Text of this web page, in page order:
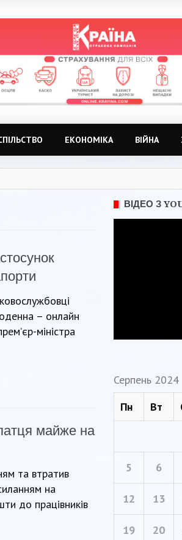
ЕКОНОМІКА ВІЙНА
– онлайн
міністра
майже на
та втратив
на
до працівників
ВІДЕО З
Серпень 2024
Пн
Вт
5 6
12 13
19 20